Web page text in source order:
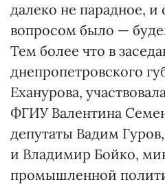
далеко не парадное,
вопросом было —
Тем более что в
днепропетровского
Еханурова,
ФГИУ Валентина
депутаты Вадим
и Владимир Бойко,
промышленной